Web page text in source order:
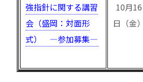
強指針に関する講習
会（盛岡：対面形
式） —参加募集—
10月16
日（金）